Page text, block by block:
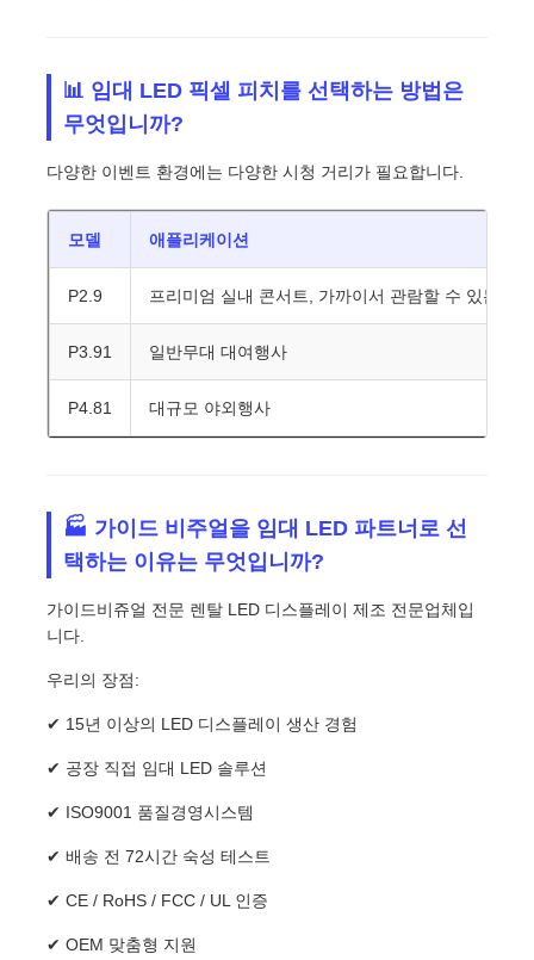
📊 임대 LED 픽셀 피치를 선택하는 방법은
무엇입니까?
다양한 이벤트 환경에는 다양한 시청 거리가 필요합니다.
모델 애플리케이션
P2.9 프리미엄 실내 콘서트, 가까이서 관람할 수 있는 무
P3.91 일반무대 대여행사
P4.81 대규모 야외행사
🏭 가이드 비주얼을 임대 LED 파트너로 선
택하는 이유는 무엇입니까?
가이드비쥬얼 전문 렌탈 LED 디스플레이 제조 전문업체입
니다.
우리의 장점:
✔ 15년 이상의 LED 디스플레이 생산 경험
✔ 공장 직접 임대 LED 솔루션
✔ ISO9001 품질경영시스템
✔ 배송 전 72시간 숙성 테스트
✔ CE / RoHS / FCC / UL 인증
✔ OEM 맞춤형 지원